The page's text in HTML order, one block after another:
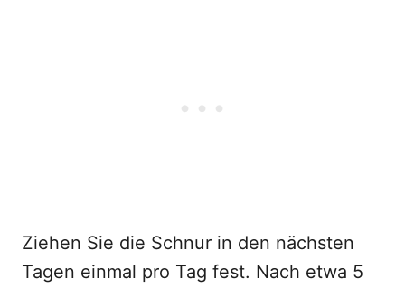
Ziehen Sie die Schnur in den nächsten
Tagen einmal pro Tag fest. Nach etwa 5